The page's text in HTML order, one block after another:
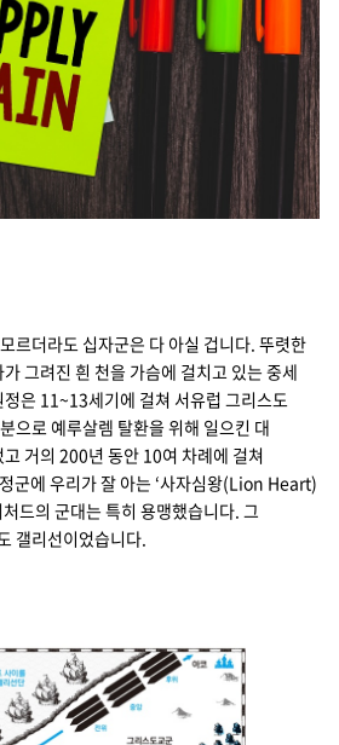
르더라도 십자군은 다 아실 겁니다. 뚜렷한
그려진 흰 천을 가슴에 걸치고 있는 중세
은 11~13세기에 걸쳐 서유럽 그리스도
으로 예루살렘 탈환을 위해 일으킨 대
거의 200년 동안 10여 차례에 걸쳐
군에 우리가 잘 아는 ‘사자심왕(Lion Heart)
드의 군대는 특히 용맹했습니다. 그
갤리선이었습니다.